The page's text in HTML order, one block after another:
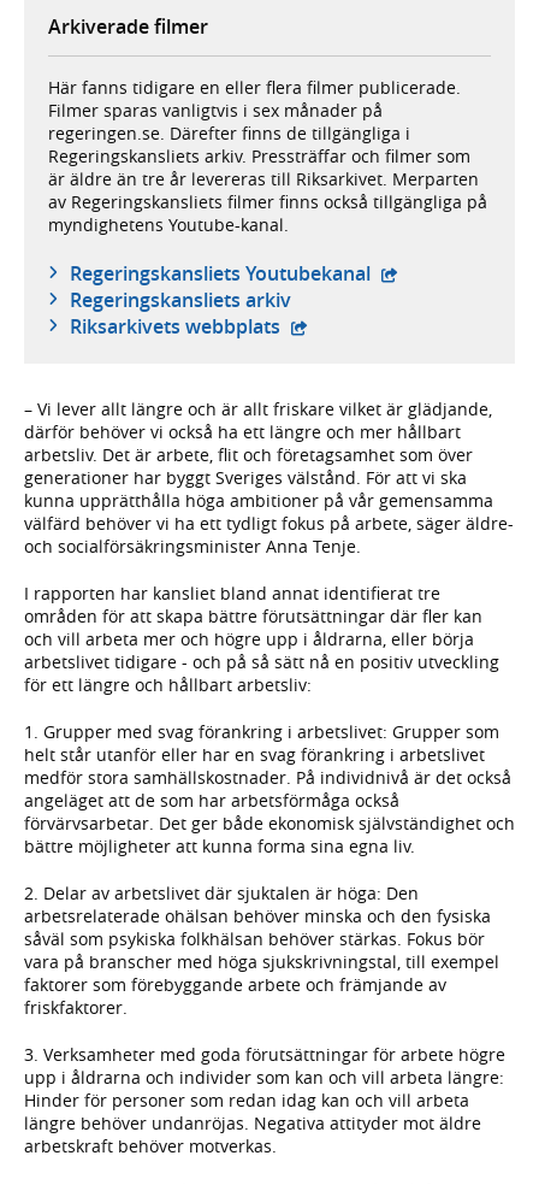
Arkiverade filmer
Här fanns tidigare en eller flera filmer publicerade.
Filmer sparas vanligtvis i sex månader på
regeringen.se. Därefter finns de tillgängliga i
Regeringskansliets arkiv. Pressträffar och filmer som
är äldre än tre år levereras till Riksarkivet. Merparten
av Regeringskansliets filmer finns också tillgängliga på
myndighetens Youtube-kanal.
Regeringskansliets Youtubekanal - extern
Regeringskansliets arkiv
Riksarkivets webbplats - extern webbplats,
– Vi lever allt längre och är allt friskare vilket är glädjande,
därför behöver vi också ha ett längre och mer hållbart
arbetsliv. Det är arbete, flit och företagsamhet som över
generationer har byggt Sveriges välstånd. För att vi ska
kunna upprätthålla höga ambitioner på vår gemensamma
välfärd behöver vi ha ett tydligt fokus på arbete, säger äldre-
och socialförsäkringsminister Anna Tenje.
I rapporten har kansliet bland annat identifierat tre
områden för att skapa bättre förutsättningar där fler kan
och vill arbeta mer och högre upp i åldrarna, eller börja
arbetslivet tidigare - och på så sätt nå en positiv utveckling
för ett längre och hållbart arbetsliv:
1. Grupper med svag förankring i arbetslivet: Grupper som
helt står utanför eller har en svag förankring i arbetslivet
medför stora samhällskostnader. På individnivå är det också
angeläget att de som har arbetsförmåga också
förvärvsarbetar. Det ger både ekonomisk självständighet och
bättre möjligheter att kunna forma sina egna liv.
2. Delar av arbetslivet där sjuktalen är höga: Den
arbetsrelaterade ohälsan behöver minska och den fysiska
såväl som psykiska folkhälsan behöver stärkas. Fokus bör
vara på branscher med höga sjukskrivningstal, till exempel
faktorer som förebyggande arbete och främjande av
friskfaktorer.
3. Verksamheter med goda förutsättningar för arbete högre
upp i åldrarna och individer som kan och vill arbeta längre:
Hinder för personer som redan idag kan och vill arbeta
längre behöver undanröjas. Negativa attityder mot äldre
arbetskraft behöver motverkas.